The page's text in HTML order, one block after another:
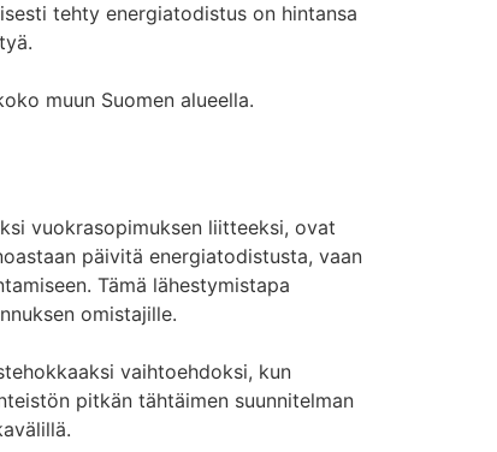
tehty energiatodistus on hintansa
muun Suomen alueella.
vuokrasopimuksen liitteeksi, ovat
päivitä energiatodistusta, vaan
Tämä lähestymistapa
omistajille.
vaihtoehdoksi, kun
pitkän tähtäimen suunnitelman